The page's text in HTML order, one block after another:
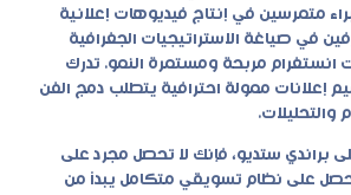
متمرسين في إنتاج فيديوهات إعلانية
في صياغة الاستراتيجيات الجغرافية
انستغرام مربحة ومستمرة النمو. تدرك
إعلانات ممولة احترافية يتطلب دمج الفن
والتحليلات.
براندي ستديو، فإنك لا تحصل مجرد على
على نظام تسويقي متكامل يبدأ من